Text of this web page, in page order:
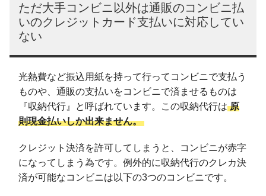
ただ大手コンビニ以外は通販のコンビニ払
いのクレジットカード支払いに対応してい
ない
光熱費など振込用紙を持って行ってコンビニで支払う
ものや、通販の支払いをコンビニで済ませるものは
『収納代行』と呼ばれています。この収納代行は 原
則現金払いしか出来ません。
クレジット決済を許可してしまうと、コンビニが赤字
になってしまう為です。例外的に収納代行のクレカ決
済が可能なコンビニは以下の3つのコンビニです。